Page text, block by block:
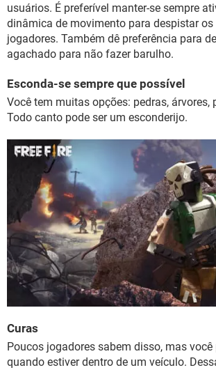
usuários. É preferível manter-se sempre
dinâmica de movimento para despistar
jogadores. Também dê preferência para
agachado para não fazer barulho.
Esconda-se sempre que possível
Você tem muitas opções: pedras, árvores,
Todo canto pode ser um esconderijo.
Curas
Poucos jogadores sabem disso, mas você
quando estiver dentro de um veículo.